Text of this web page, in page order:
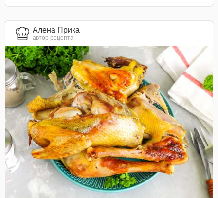
Алена Прика
автор рецепта